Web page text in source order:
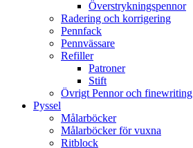
Överstrykningspennor
Radering och korrigering
Pennfack
Pennvässare
Refiller
Patroner
Stift
Övrigt Pennor och finewriting
Pyssel
Målarböcker
Målarböcker för vuxna
Ritblock